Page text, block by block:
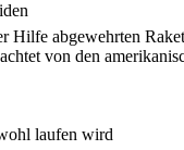
Hilfe abgewehrten
von den
laufen wird